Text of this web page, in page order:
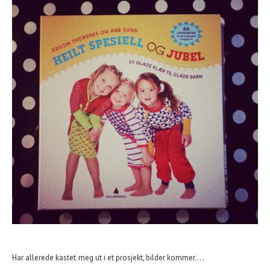
Har allerede kastet meg ut i et prosjekt, bilder kommer....